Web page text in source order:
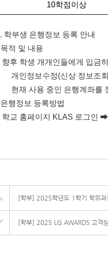
10학점이상
. 학부생 은행정보 등록 안내
목적 및 내용
향후 학생 개개인들에게 입금
개인정보수정(신상 정보조회
현재 사용 중인 은행계좌를
은행정보 등록방법
학교 홈페이지 KLAS 로그인
[학부] 2025학년도 1학기 학위과
[학부] 2025 LG AWARDS 고객